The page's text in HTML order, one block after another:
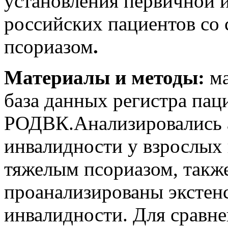
российских пациентов
псориазом.
Материалы и методы:
база данных регистра
РОДВК.Анализировались
инвалидности у
тяжелым псориазом,
проанализированы
инвалидности. Для